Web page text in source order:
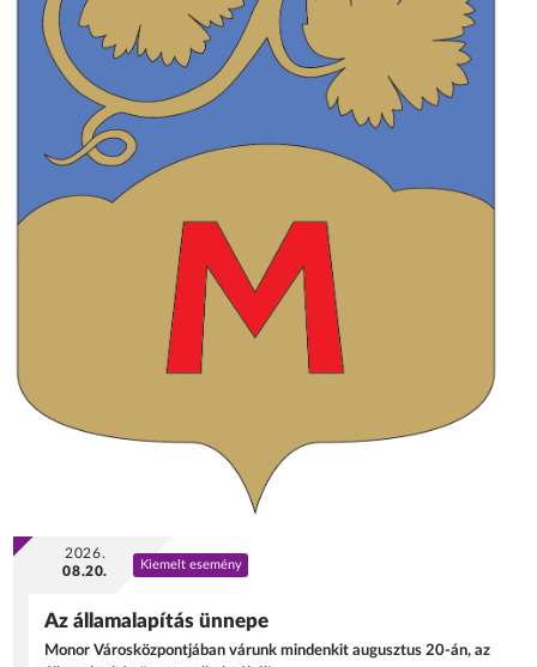
2026.
08.20.
Kiemelt esemény
Az államalapítás ünnepe
Monor Városközpontjában várunk mindenkit augusztus 20-án, az